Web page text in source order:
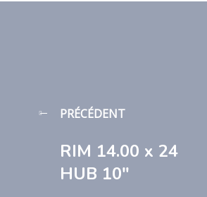
PRÉCÉDENT
RIM 14.00 x 24
HUB 10″